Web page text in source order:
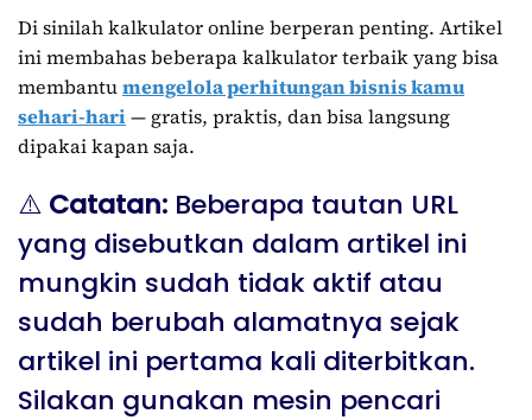
Di sinilah kalkulator online berperan penting. Artikel
ini membahas beberapa kalkulator terbaik yang bisa
membantumengelola perhitungan bisnis kamu
sehari-hari — gratis, praktis, dan bisa langsung
dipakai kapan saja.
⚠️ Catatan: Beberapa tautan URL
yang disebutkan dalam artikel ini
mungkin sudah tidak aktif atau
sudah berubah alamatnya sejak
artikel ini pertama kali diterbitkan.
Silakan gunakan mesin pencari